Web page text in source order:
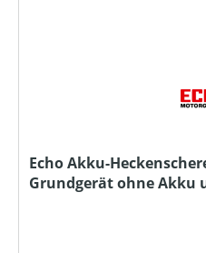
Echo Akku-
Grundgerät ohne Akku